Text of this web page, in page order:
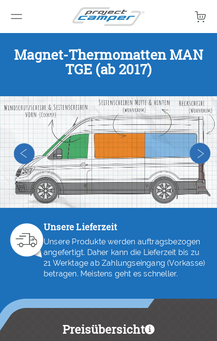
Magnet-Thermomatten MAN
TGE (ab 2017)
Unsere Lieferzeit
Unsere Produkte werden auftragsbezogen
angefertigt. Daher kann die Lieferzeit bis zu
21 Werktage ab Zahlungseingang (Vorkasse)
betragen. Meistens geht es schneller.
Preisübersicht